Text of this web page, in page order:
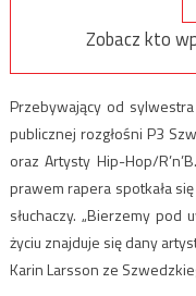
Zobacz kto
Przebywający od
publicznej rozgłośni P3
oraz Artysty Hip-Hop/
prawem rapera spotkała
słuchaczy. „Bierzemy
życiu znajduje się dany
Karin Larsson ze